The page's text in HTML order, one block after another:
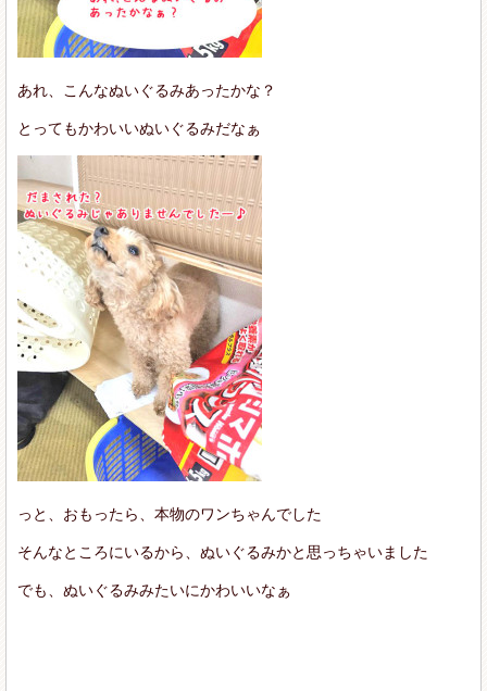
あれ、こんなぬいぐるみあったかな？
とってもかわいいぬいぐるみだなぁ
っと、おもったら、本物のワンちゃんでした
そんなところにいるから、ぬいぐるみかと思っちゃいました
でも、ぬいぐるみみたいにかわいいなぁ